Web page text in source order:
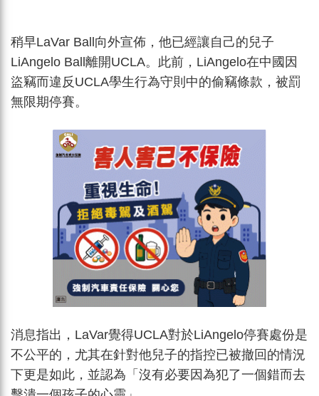
稍早LaVar Ball向外宣佈，他已經讓自己的兒子
LiAngelo Ball離開UCLA。此前，LiAngelo在中國因
盜竊而違反UCLA學生行為守則中的偷竊條款，被罰
無限期停賽。
消息指出，LaVar覺得UCLA對於LiAngelo停賽處份是
不公平的，尤其在針對他兒子的指控已被撤回的情況
下更是如此，並認為「沒有必要因為犯了一個錯而去